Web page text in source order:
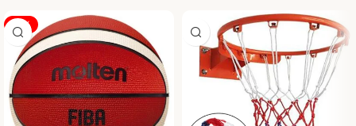
-17%